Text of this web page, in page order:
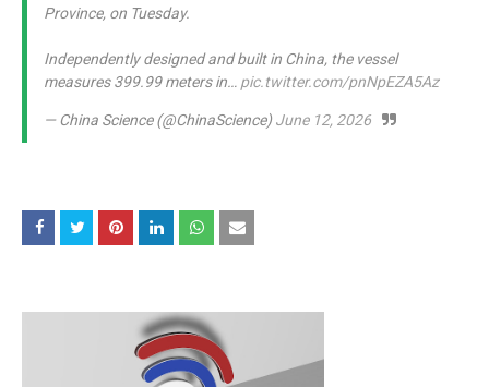
Province, on Tuesday.
Independently designed and built in China, the vessel
measures 399.99 meters in… pic.twitter.com/pnNpEZA5Az
— China Science (@ChinaScience)June 12, 2026